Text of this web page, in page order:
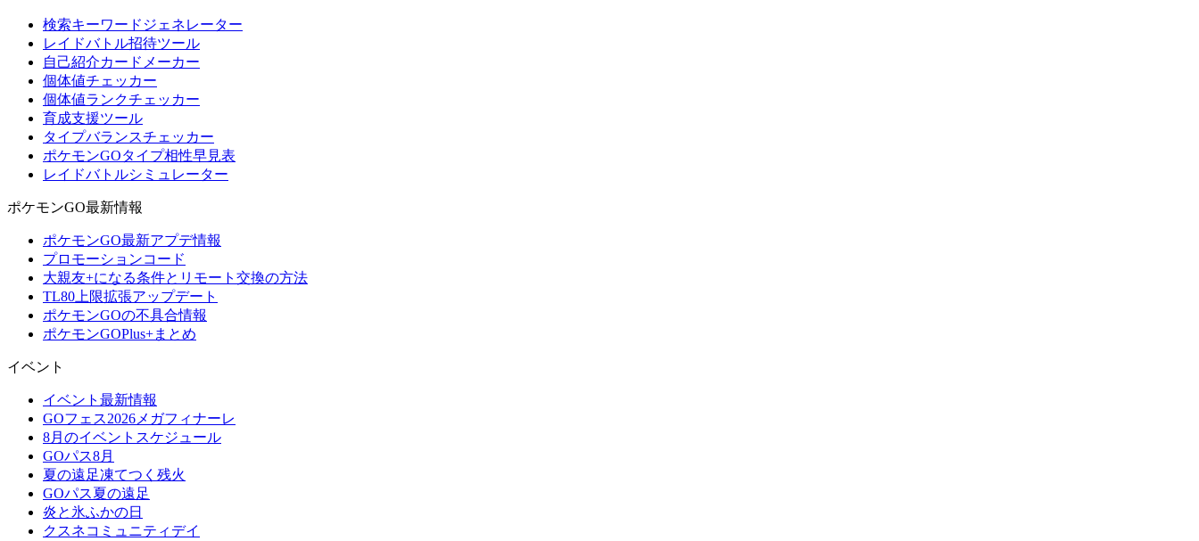
検索キーワードジェネレーター
レイドバトル招待ツール
自己紹介カードメーカー
個体値チェッカー
個体値ランクチェッカー
育成支援ツール
タイプバランスチェッカー
ポケモンGOタイプ相性早見表
レイドバトルシミュレーター
ポケモンGO最新情報
ポケモンGO最新アプデ情報
プロモーションコード
大親友+になる条件とリモート交換の方法
TL80上限拡張アップデート
ポケモンGOの不具合情報
ポケモンGOPlus+まとめ
イベント
イベント最新情報
GOフェス2026メガフィナーレ
8月のイベントスケジュール
GOパス8月
夏の遠足凍てつく残火
GOパス夏の遠足
炎と氷ふかの日
クスネコミュニティデイ